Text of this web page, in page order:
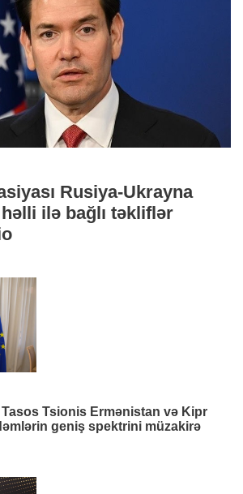
Rusiya-Ukrayna
ilə bağlı təkliflər
Tsionis Ermənistan və Kipr
geniş spektrini müzakirə